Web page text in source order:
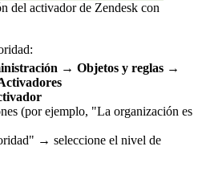
del activador de Zendesk con
→ Objetos y reglas →
(por ejemplo, "La organización es
→ seleccione el nivel de